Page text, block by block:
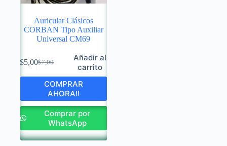
Auricular Clásicos
CORBAN Tipo Auxiliar
Universal CM69
$7,00
Original
price
was:
$7,00.
$5,00Current
price
$5,00.
Añadir al
carrito
COMPRAR
AHORA!!
Comprar por
WhatsApp